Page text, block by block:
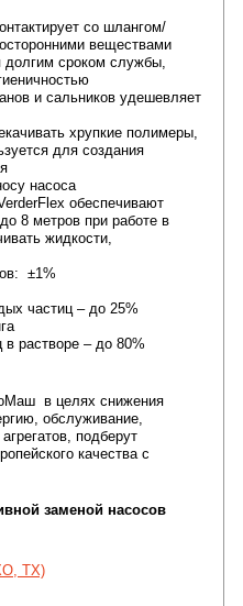
со шлангом/
веществами
долгим сроком службы,
и сальников удешевляет
хрупкие полимеры,
для создания
насоса
обеспечивают
8 метров при работе в
жидкости,
±1%
частиц – до 25%
растворе – до 80%
в целях снижения
обслуживание,
подберут
качества с
заменой насосов
ТХ)